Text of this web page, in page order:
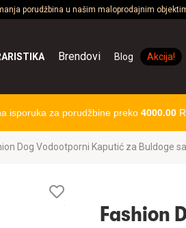
porudžbina u našim maloprodajnim
Brendovi Blog Akcija!
isporuka za porudžbine preko 4000.00
Dog Vodootporni Kaputić za Buldoge
želja
Fashion